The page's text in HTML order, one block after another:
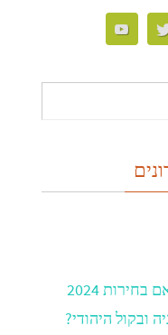
הכוח הנסתר: האם בחירות 2024
ובקול היהודי?